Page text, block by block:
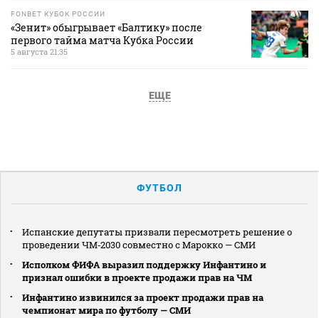
FONBET КУБОК РОССИИ
«Зенит» обыгрывает «Балтику» после
первого тайма матча Кубка России
5 августа 21:35
ЕЩЕ
ФУТБОЛ
Испанские депутаты призвали пересмотреть решение о
проведении ЧМ‑2030 совместно с Марокко — СМИ
Исполком ФИФА выразил поддержку Инфантино и
признал ошибки в проекте продажи прав на ЧМ
Инфантино извинился за проект продажи прав на
чемпионат мира по футболу — СМИ